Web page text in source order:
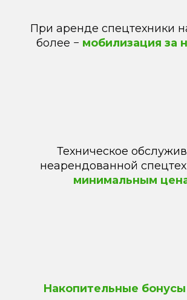
При аренде спецтехники
более − мобилизация за
Техническое
неарендованной
минимальным
Накопительные бонусы